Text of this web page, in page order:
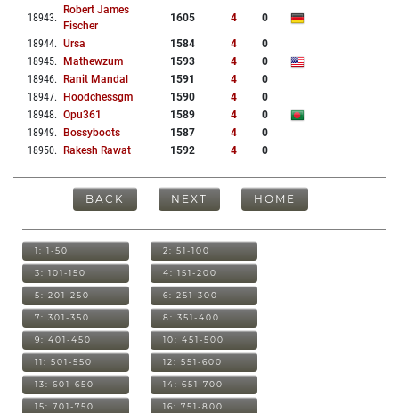
18943.
Robert James
Fischer
1605 4 0
18944. Ursa 1584 4
0
18945. Mathewzum 1593 4
0
18946. Ranit Mandal 1591 4
0
18947. Hoodchessgm 1590 4
0
18948. Opu361 1589 4
0
18949. Bossyboots 1587 4
0
18950. Rakesh Rawat 1592 4 0
BACK NEXT HOME
1: 1-50 2: 51-100
3: 101-150 4: 151-200
5: 201-250 6: 251-300
7: 301-350 8: 351-400
9: 401-450 10: 451-500
11: 501-550 12: 551-600
13: 601-650 14: 651-700
15: 701-750 16: 751-800